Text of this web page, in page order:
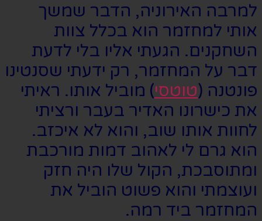
למרבה האירוניה, הדבר שמשך
אותי למחזמר הוא בכלל צוות
השחקנים. הגעתי אליו בלי לדעת
דבר על המחזמר, רק ידעתי שסנטינו
פונטנה (טוטסי) מוביל אותו. ראיתי
את כישרונו האדיר בעבר ורציתי
לחוות אותו שוב, והוא לא איכזב.
הוא גרם לי לאהוב דמות מורכבת
ומתוסבכת, הקול שלו היה חזק
ועוצמתי והוא פשוט הוביל את
המחזמר ביד רמה.